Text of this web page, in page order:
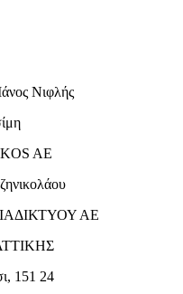
Νιφλής
AE
ΑΕ
151 24